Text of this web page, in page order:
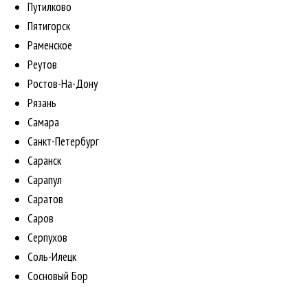
Путилково
Пятигорск
Раменское
Реутов
Ростов-На-Дону
Рязань
Самара
Санкт-Петербург
Саранск
Сарапул
Саратов
Саров
Серпухов
Соль-Илецк
Сосновый Бор